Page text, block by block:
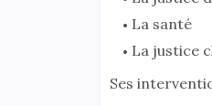
La santé
La justice
Ses